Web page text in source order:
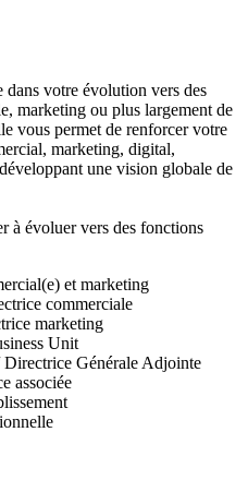
votre évolution vers des
marketing ou plus largement de
vous permet de renforcer votre
marketing, digital,
une vision globale de
à évoluer vers des fonctions
et marketing
commerciale
marketing
Unit
Générale Adjointe
associée